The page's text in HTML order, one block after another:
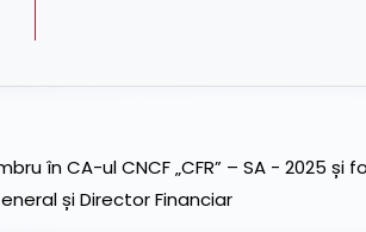
în CA-ul CNCF „CFR” – SA - 2025 și
și Director Financiar